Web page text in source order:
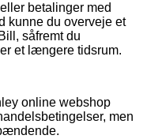
betalinger med
kunne du overveje et
såfremt du
et længere tidsrum.
online webshop
men